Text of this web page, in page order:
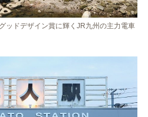
ッドデザイン賞に輝くJR九州の主力電車